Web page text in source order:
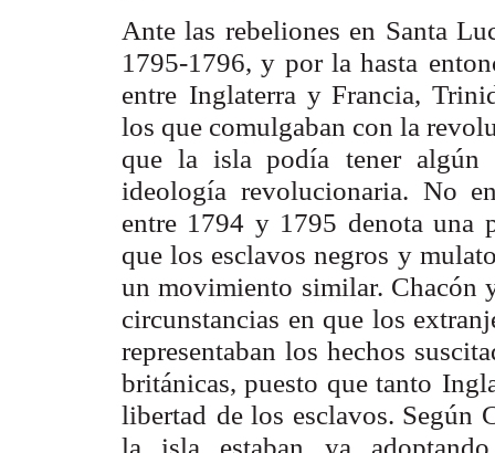
Ante las rebeliones en Santa
1795-1796, y por la hasta
entre Inglaterra y Francia,
los que comulgaban con la
que la isla podía tener algún
ideología revolucionaria. No
entre 1794 y 1795 denota una
que los esclavos negros y
un movimiento similar. Chacón
circunstancias en que los
representaban los hechos
británicas, puesto que tanto
libertad de los esclavos. Según
la isla estaban ya